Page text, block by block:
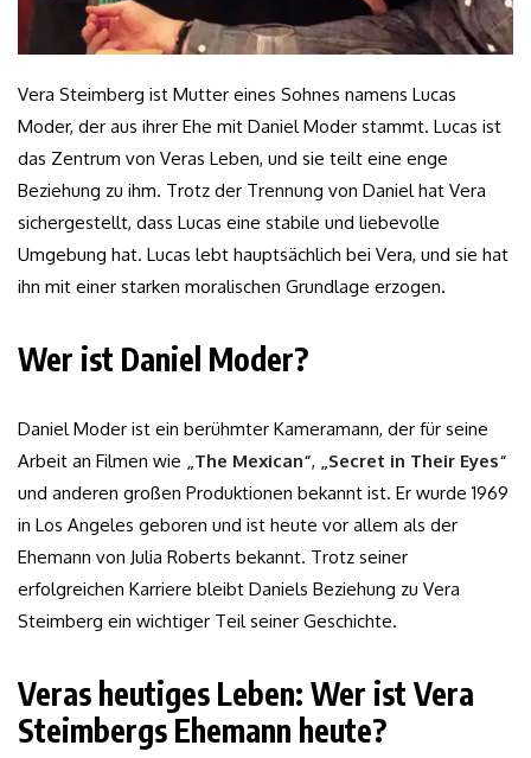
Vera Steimberg ist Mutter eines Sohnes namens Lucas
Moder, der aus ihrer Ehe mit Daniel Moder stammt. Lucas ist
das Zentrum von Veras Leben, und sie teilt eine enge
Beziehung zu ihm. Trotz der Trennung von Daniel hat Vera
sichergestellt, dass Lucas eine stabile und liebevolle
Umgebung hat. Lucas lebt hauptsächlich bei Vera, und sie hat
ihn mit einer starken moralischen Grundlage erzogen.
Wer ist Daniel Moder?
Daniel Moder ist ein berühmter Kameramann, der für seine
Arbeit an Filmen wie „The Mexican“, „Secret in Their Eyes“
und anderen großen Produktionen bekannt ist. Er wurde 1969
in Los Angeles geboren und ist heute vor allem als der
Ehemann von Julia Roberts bekannt. Trotz seiner
erfolgreichen Karriere bleibt Daniels Beziehung zu Vera
Steimberg ein wichtiger Teil seiner Geschichte.
Veras heutiges Leben: Wer ist Vera
Steimbergs Ehemann heute?